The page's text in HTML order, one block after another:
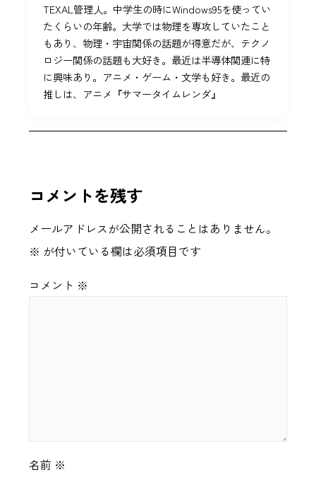
TEXAL管理人。中学生の時にWindows95を使ってい
たくらいの年齢。大学では物理を専攻していたこと
もあり、物理・宇宙関係の話題が得意だが、テクノ
ロジー関係の話題も大好き。最近は半導体関連に特
に興味あり。アニメ・ゲーム・文学も好き。最近の
推しは、アニメ『サマータイムレンダ』
コメントを残す
メールアドレスが公開されることはありません。
※ が付いている欄は必須項目です
コメント ※
名前 ※